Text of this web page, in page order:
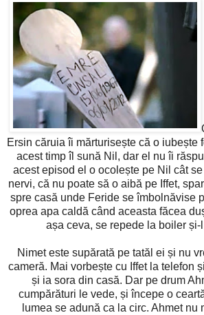
Ersin căruia îi mărturisește că o iubește
acest timp îl sună Nil, dar el nu îi
acest episod el o ocolește pe Nil cât
nervi, că nu poate să o aibă pe Iffet,
spre casă unde Feride se îmbolnăvise
oprea apa caldă când aceasta făcea
așa ceva, se repede la boiler și-
Nimet este supărată pe tatăl ei și nu
cameră. Mai vorbește cu Iffet la telefon
și ia sora din casă. Dar pe drum
cumpărături le vede, și începe o
lumea se adună ca la circ. Ahmet nu